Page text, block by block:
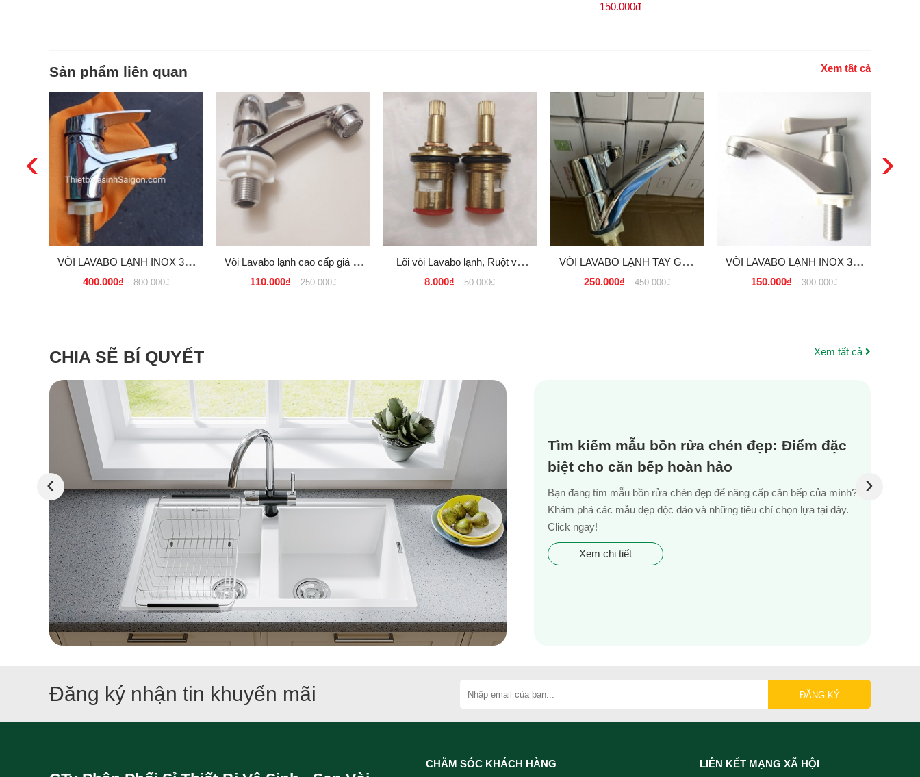
150.000đ
Sản phẩm liên quan Xem tất cả
VÒI LAVABO LẠNH INOX 304
CAO CẤP GIÁ SỈ, RẺ TẠI
400.000₫ 800.000₫
Vòi Lavabo lạnh cao cấp giá rẻ
khuyến mãi tại Tphcm - Hà Nội
110.000₫ 250.000₫
Lõi vòi Lavabo lạnh, Ruột vòi
hồ, vòi nước máy giặt chân
8.000₫ 50.000₫
VÒI LAVABO LẠNH TAY GẠT
MẪU INAX GIÁ, SỈ RẺ TẠI
250.000₫ 450.000₫
VÒI LAVABO LẠNH INOX 304
CAO CẤP GIÁ RẺ, GIÁ SỈ TẠI
150.000₫ 300.000₫
‹ ›
CHIA SẼ BÍ QUYẾT Xem tất cả
Tìm kiếm mẫu bồn rửa chén đẹp: Điểm đặc
biệt cho căn bếp hoàn hảo
Bạn đang tìm mẫu bồn rửa chén đẹp để nâng cấp căn bếp của mình?
Khám phá các mẫu đẹp độc đáo và những tiêu chí chọn lựa tại đây.
Click ngay!
Xem chi tiết
‹ ›
Đăng ký nhận tin khuyến mãi
CHĂM SÓC KHÁCH HÀNG LIÊN KẾT MẠNG XÃ HỘI